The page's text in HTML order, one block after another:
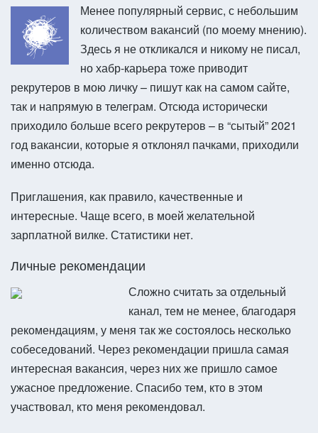
Менее популярный сервис, с небольшим
количеством вакансий (по моему мнению).
Здесь я не откликался и никому не писал,
но хабр-карьера тоже приводит
рекрутеров в мою личку – пишут как на самом сайте,
так и напрямую в телеграм. Отсюда исторически
приходило больше всего рекрутеров – в “сытый” 2021
год вакансии, которые я отклонял пачками, приходили
именно отсюда.
Приглашения, как правило, качественные и
интересные. Чаще всего, в моей желательной
зарплатной вилке. Статистики нет.
Личные рекомендации
Сложно считать за отдельный
канал, тем не менее, благодаря
рекомендациям, у меня так же состоялось несколько
собеседований. Через рекомендации пришла самая
интересная вакансия, через них же пришло самое
ужасное предложение. Спасибо тем, кто в этом
участвовал, кто меня рекомендовал.